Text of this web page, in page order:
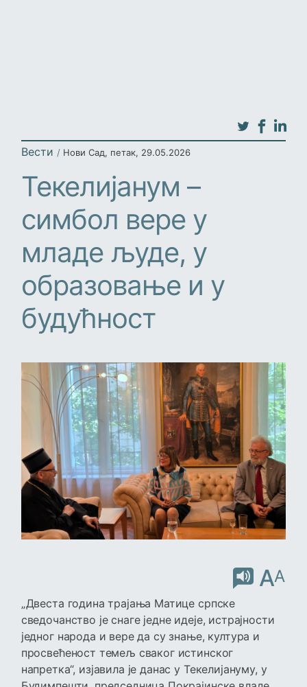
Вести / Нови Сад, петак, 29.05.2026
Текелијанум –
симбол вере у
младе људе, у
образовање и у
будућност
AA
„Двеста година трајања Матице српске
сведочанство је снаге једне идеје, истрајности
једног народа и вере да су знање, култура и
просвећеност темељ сваког истинског
напретка“, изјавила је данас у Текелијануму, у